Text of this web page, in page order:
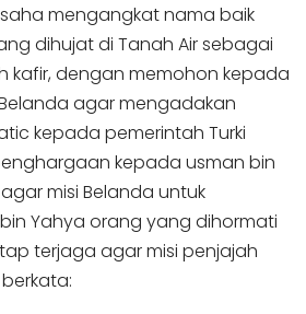
mengangkat nama baik
dihujat di Tanah Air sebagai
kafir, dengan memohon kepada
agar mengadakan
kepada pemerintah Turki
kepada usman bin
misi Belanda untuk
Yahya orang yang dihormati
terjaga agar misi penjajah